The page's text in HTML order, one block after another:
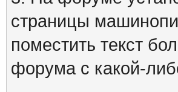
страницы
поместить текст
форума с какой-